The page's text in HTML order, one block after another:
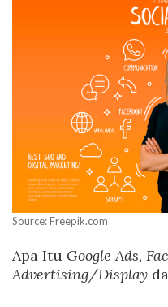
Source: Freepik.com
Apa Itu Google Ads,
Advertising/Display